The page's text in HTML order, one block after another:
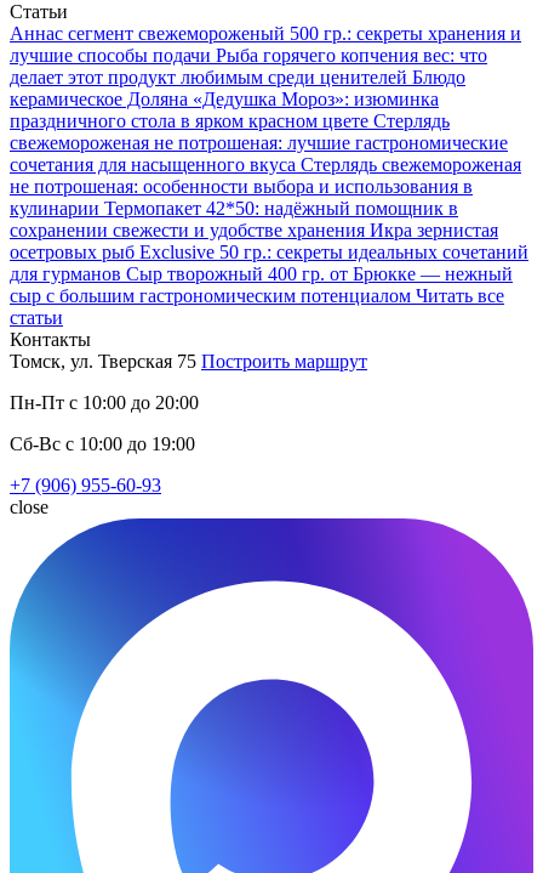
Статьи
Аннаc сегмент свежемороженый 500 гр.: секреты хранения и
лучшие способы подачи Рыба горячего копчения вес: что
делает этот продукт любимым среди ценителей Блюдо
керамическое Доляна «Дедушка Мороз»: изюминка
праздничного стола в ярком красном цвете Стерлядь
свежемороженая не потрошеная: лучшие гастрономические
сочетания для насыщенного вкуса Стерлядь свежемороженая
не потрошеная: особенности выбора и использования в
кулинарии Термопакет 42*50: надёжный помощник в
сохранении свежести и удобстве хранения Икра зернистая
осетровых рыб Exclusive 50 гр.: секреты идеальных сочетаний
для гурманов Сыр творожный 400 гр. от Брюкке — нежный
сыр с большим гастрономическим потенциалом Читать все
статьи
Контакты
Томск, ул. Тверская 75 Построить маршрут
Пн-Пт с 10:00 до 20:00
Сб-Вс с 10:00 до 19:00
+7 (906) 955-60-93
close